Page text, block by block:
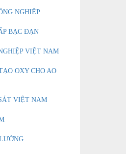
NGHIỆP
BẠC ĐẠN
VIỆT NAM
OXY CHO AO
VIỆT NAM